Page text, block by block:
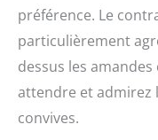
préférence. Le
particulièrement
dessus les
attendre et admirez
convives.